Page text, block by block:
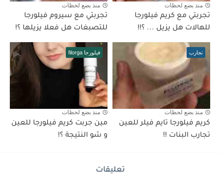
منذ بضع لحظات
تجربتي مع كريم فيلورجا
للهالات هل يزيل ... ؟!!
منذ بضع لحظات
تجربتي مع سيروم فيلورجا
للتصبغات هل فعلا يزيلها ؟!
تجارب
منذ بضع لحظات
كريم فيلورجا تايم فيلر للعين
تجارب البنات !!
فيلورجا filorga
منذ بضع لحظات
مين جربت كريم فيلورجا للعين
و شو النتيجة ؟!
تعليقات